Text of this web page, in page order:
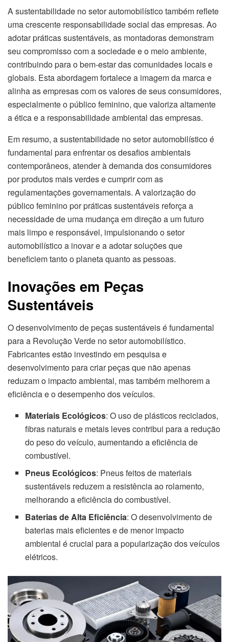
A sustentabilidade no setor automobilístico também reflete
uma crescente responsabilidade social das empresas. Ao
adotar práticas sustentáveis, as montadoras demonstram
seu compromisso com a sociedade e o meio ambiente,
contribuindo para o bem-estar das comunidades locais e
globais. Esta abordagem fortalece a imagem da marca e
alinha as empresas com os valores de seus consumidores,
especialmente o público feminino, que valoriza altamente
a ética e a responsabilidade ambiental das empresas.
Em resumo, a sustentabilidade no setor automobilístico é
fundamental para enfrentar os desafios ambientais
contemporâneos, atender à demanda dos consumidores
por produtos mais verdes e cumprir com as
regulamentações governamentais. A valorização do
público feminino por práticas sustentáveis reforça a
necessidade de uma mudança em direção a um futuro
mais limpo e responsável, impulsionando o setor
automobilístico a inovar e a adotar soluções que
beneficiem tanto o planeta quanto as pessoas.
Inovações em Peças
Sustentáveis
O desenvolvimento de peças sustentáveis é fundamental
para a Revolução Verde no setor automobilístico.
Fabricantes estão investindo em pesquisa e
desenvolvimento para criar peças que não apenas
reduzam o impacto ambiental, mas também melhorem a
eficiência e o desempenho dos veículos.
Materiais Ecológicos: O uso de plásticos reciclados,
fibras naturais e metais leves contribui para a redução
do peso do veículo, aumentando a eficiência de
combustível.
Pneus Ecológicos: Pneus feitos de materiais
sustentáveis reduzem a resistência ao rolamento,
melhorando a eficiência do combustível.
Baterias de Alta Eficiência: O desenvolvimento de
baterias mais eficientes e de menor impacto
ambiental é crucial para a popularização dos veículos
elétricos.